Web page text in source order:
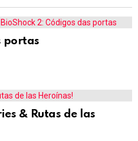
portas
& Rutas de las